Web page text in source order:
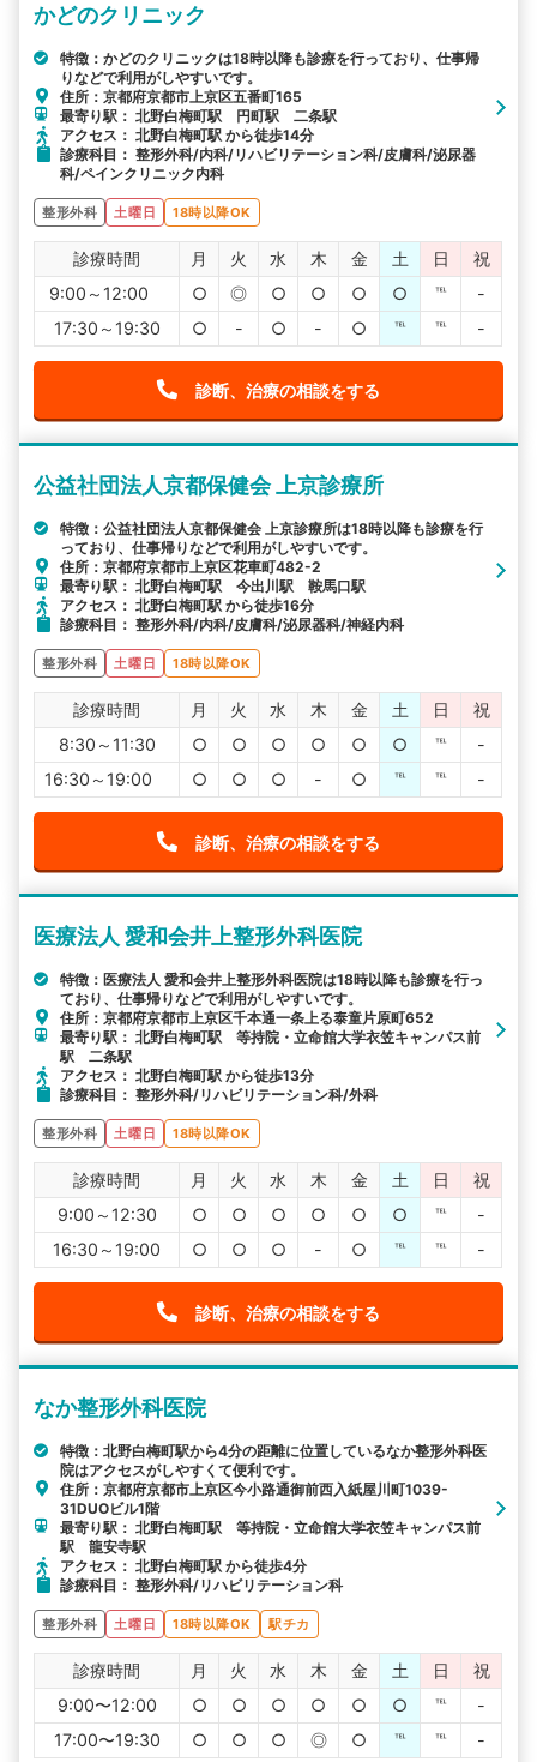
かどのクリニック
特徴：かどのクリニックは18時以降も診療を行っており、仕事帰
りなどで利用がしやすいです。
住所：京都府京都市上京区五番町165
最寄り駅： 北野白梅町駅 円町駅 二条駅
アクセス： 北野白梅町駅 から徒歩14分
診療科目： 整形外科/内科/リハビリテーション科/皮膚科/泌尿器
科/ペインクリニック内科
整形外科 土曜日 18時以降OK
診療時間 月 火 水 木 金 土 日
祝
9:00～12:00
○ ◎ ○ ○ ○ ○ ℡
-
17:30～19:30
○ - ○ - ○ ℡ ℡ -
診断、治療の相談をする
公益社団法人京都保健会 上京診療所
特徴：公益社団法人京都保健会 上京診療所は18時以降も診療を行
っており、仕事帰りなどで利用がしやすいです。
住所：京都府京都市上京区花車町482-2
最寄り駅： 北野白梅町駅 今出川駅 鞍馬口駅
アクセス： 北野白梅町駅 から徒歩16分
診療科目： 整形外科/内科/皮膚科/泌尿器科/神経内科
整形外科 土曜日 18時以降OK
診療時間 月 火 水 木 金 土 日
祝
8:30～11:30
○ ○ ○ ○ ○ ○ ℡
-
16:30～19:00
○ ○ ○ - ○ ℡ ℡ -
診断、治療の相談をする
医療法人 愛和会井上整形外科医院
特徴：医療法人 愛和会井上整形外科医院は18時以降も診療を行っ
ており、仕事帰りなどで利用がしやすいです。
住所：京都府京都市上京区千本通一条上る泰童片原町652
最寄り駅： 北野白梅町駅 等持院・立命館大学衣笠キャンパス前
駅 二条駅
アクセス： 北野白梅町駅 から徒歩13分
診療科目： 整形外科/リハビリテーション科/外科
整形外科 土曜日 18時以降OK
診療時間 月 火 水 木 金 土 日
祝
9:00～12:30
○ ○ ○ ○ ○ ○ ℡
-
16:30～19:00
○ ○ ○ - ○ ℡ ℡ -
診断、治療の相談をする
なか整形外科医院
特徴：北野白梅町駅から4分の距離に位置しているなか整形外科医
院はアクセスがしやすくて便利です。
住所：京都府京都市上京区今小路通御前西入紙屋川町1039-
31DUOビル1階
最寄り駅： 北野白梅町駅 等持院・立命館大学衣笠キャンパス前
駅 龍安寺駅
アクセス： 北野白梅町駅 から徒歩4分
診療科目： 整形外科/リハビリテーション科
整形外科 土曜日 18時以降OK 駅チカ
診療時間 月 火 水 木 金 土 日
祝
9:00〜12:00
○ ○ ○ ○ ○ ○ ℡
-
17:00〜19:30
○ ○ ○ ◎ ○ ℡ ℡ -